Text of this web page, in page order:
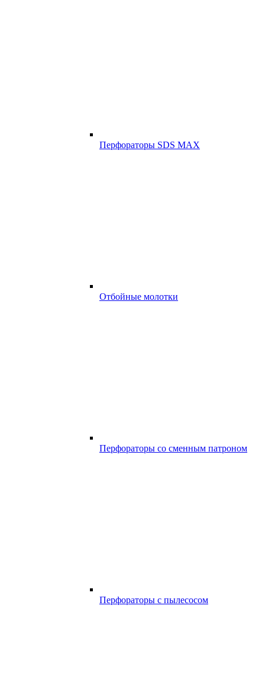
Перфораторы SDS MAX
Отбойные молотки
Перфораторы со сменным патроном
Перфораторы с пылесосом